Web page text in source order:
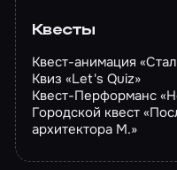
Квесты
Квест-анимация
Квиз «Let's Quiz»
Квест-Перформанс
Городской квест
архитектора М.»